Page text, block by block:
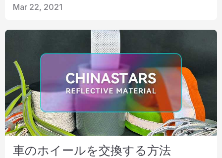
Mar 22, 2021
車のホイールを交換する方法